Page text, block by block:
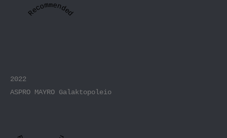
Recommended
2022
ASPRO MAYRO Galaktopoleio